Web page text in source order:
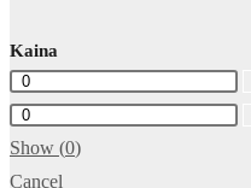
Kaina
Show (0)
Cancel